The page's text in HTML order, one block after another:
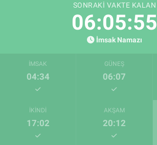
SONRAKI VAKTE KALAN
06:05:54
İmsak Namazı
İMSAK
04:34
GÜNEŞ
06:07
İKINDI
17:02
AKŞAM
20:12